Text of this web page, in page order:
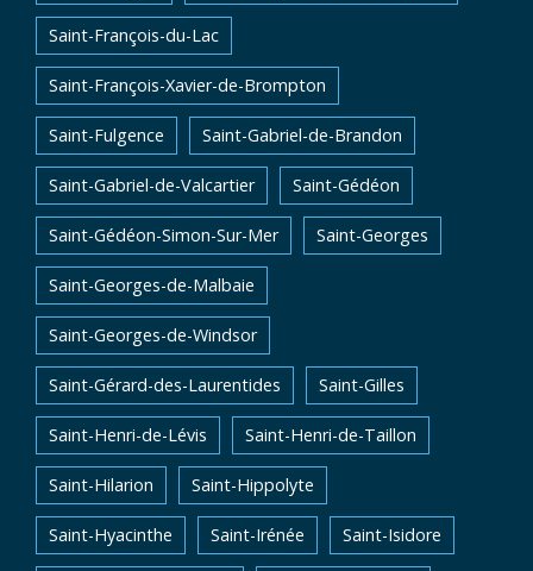
Saint-François-du-Lac
Saint-François-Xavier-de-Brompton
Saint-Fulgence Saint-Gabriel-de-Brandon
Saint-Gabriel-de-Valcartier Saint-Gédéon
Saint-Gédéon-Simon-Sur-Mer Saint-Georges
Saint-Georges-de-Malbaie
Saint-Georges-de-Windsor
Saint-Gérard-des-Laurentides Saint-Gilles
Saint-Henri-de-Lévis Saint-Henri-de-Taillon
Saint-Hilarion Saint-Hippolyte
Saint-Hyacinthe Saint-Irénée Saint-Isidore